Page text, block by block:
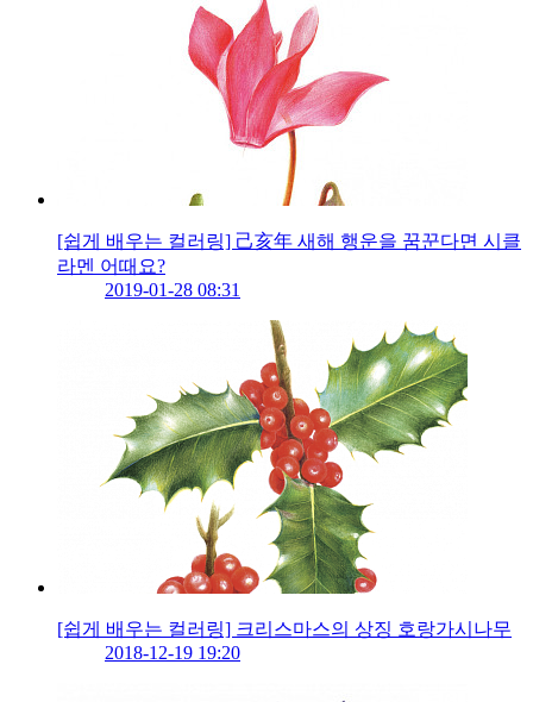
[쉽게 배우는 컬러링] 己亥年 새해 행운을 꿈꾼다면 시클
라멘 어때요?
2019-01-28 08:31
[쉽게 배우는 컬러링] 크리스마스의 상징 호랑가시나무
2018-12-19 19:20